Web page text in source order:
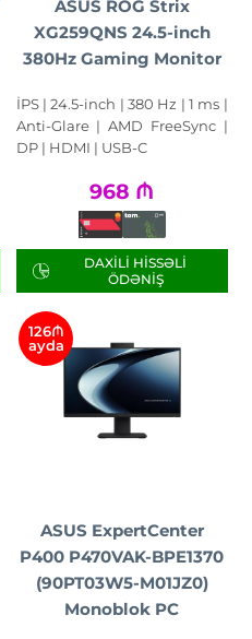
ASUS ROG Strix
XG259QNS 24.5-inch
380Hz Gaming Monitor
İPS | 24.5-inch | 380 Hz | 1 ms |
Anti-Glare | AMD FreeSync |
DP | HDMI | USB-C
968 ₼
DAXILI HISSƏLI
ÖDƏNIŞ
126₼
ayda
ASUS ExpertCenter
P400 P470VAK-BPE1370
(90PT03W5-M01JZ0)
Monoblok PC